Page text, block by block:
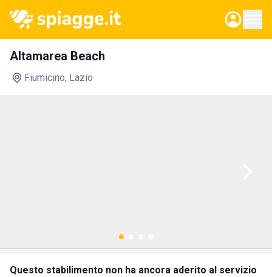
Altamarea Beach
Fiumicino, Lazio
Questo stabilimento non ha ancora aderito al servizio